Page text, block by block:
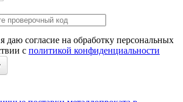
даю согласие на обработку персональных
с политикой конфиденциальности